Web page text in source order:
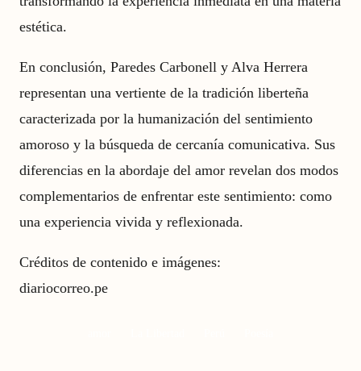
estética.
En conclusión, Paredes Carbonell y Alva Herrera
representan una vertiente de la tradición liberteña
caracterizada por la humanización del sentimiento
amoroso y la búsqueda de cercanía comunicativa. Sus
diferencias en la abordaje del amor revelan dos modos
complementarios de enfrentar este sentimiento: como
una experiencia vivida y reflexionada.
Créditos de contenido e imágenes:
diariocorreo.pe